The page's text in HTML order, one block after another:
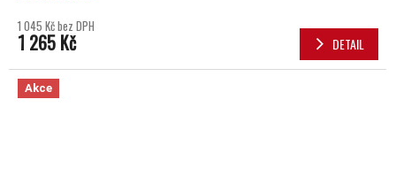
1 045 Kč bez DPH
1 265 Kč DETAIL
Akce